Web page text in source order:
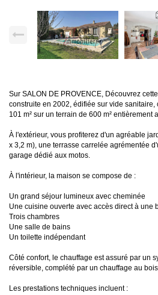
Sur SALON DE PROVENCE, Découvrez
construite en 2002, édifiée sur vide
101 m² sur un terrain de 600 m² entièrement
À l'extérieur, vous profiterez d'un agréable
x 3,2 m), une terrasse carrelée agrémentée
garage dédié aux motos.
À l'intérieur, la maison se compose de :
Un grand séjour lumineux avec cheminée
Une cuisine ouverte avec accès direct à une
Trois chambres
Une salle de bains
Un toilette indépendant
Côté confort, le chauffage est assuré par un
réversible, complété par un chauffage au
Les prestations techniques incluent :